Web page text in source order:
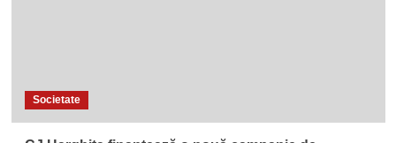
Societate